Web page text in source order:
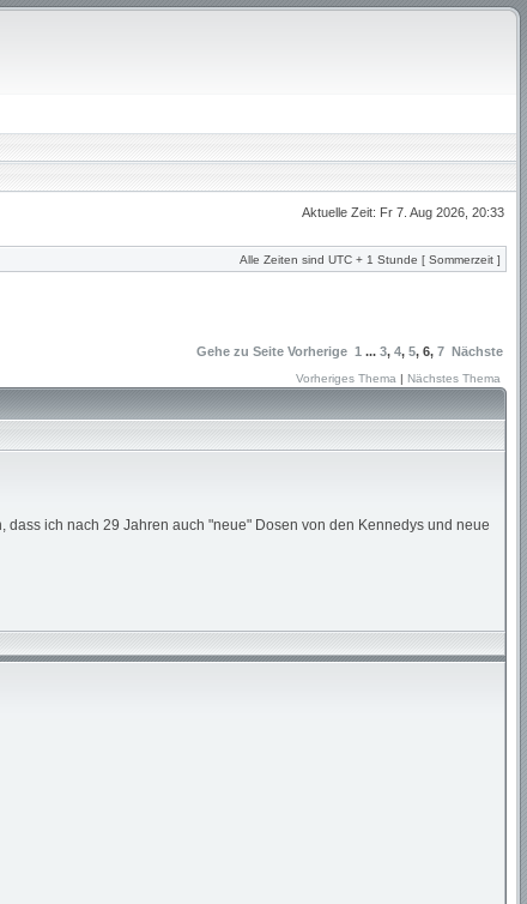
Aktuelle Zeit: Fr 7. Aug 2026, 20:33
Alle Zeiten sind UTC + 1 Stunde [ Sommerzeit ]
Gehe zu Seite Vorherige 1 ... 3, 4, 5, 6, 7 Nächste
Vorheriges Thema | Nächstes Thema
ich nach 29 Jahren auch "neue" Dosen von den Kennedys und neue